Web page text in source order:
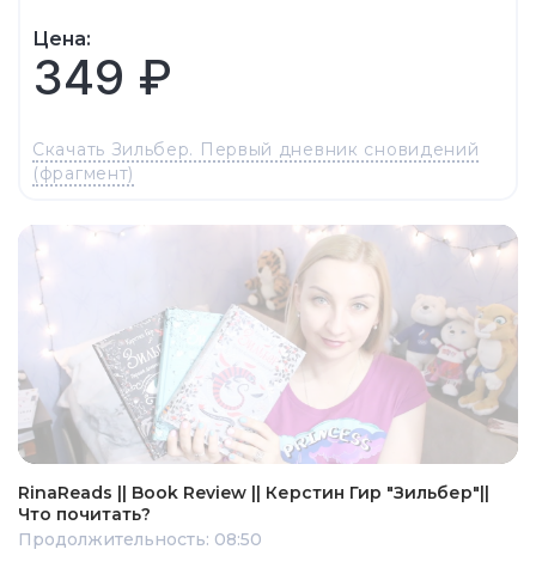
Цена:
349 ₽
Скачать Зильбер. Первый дневник сновидений
(фрагмент)
RinaReads || Book Review || Керстин Гир "Зильбер"||
Что почитать?
Продолжительность: 08:50